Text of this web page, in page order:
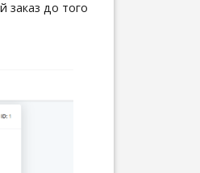
заказ до того